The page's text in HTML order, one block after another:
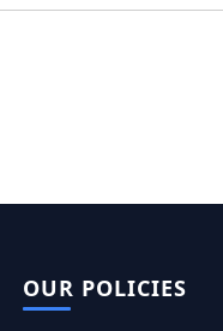
OUR POLICIES